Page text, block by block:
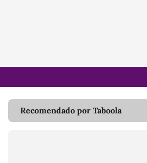
Recomendado por Taboola